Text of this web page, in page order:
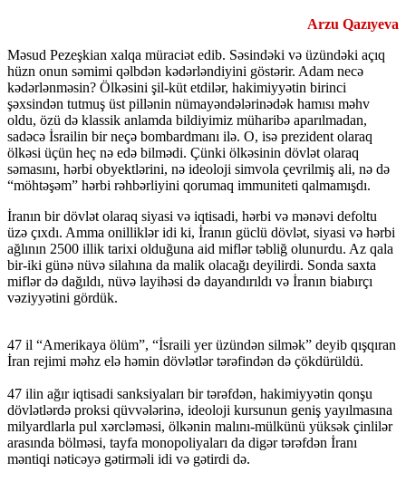
Arzu Qazıyeva
Məsud Pezeşkian xalqa müraciət edib. Səsindəki və üzündəki açıq
hüzn onun səmimi qəlbdən kədərləndiyini göstərir. Adam necə
kədərlənməsin? Ölkəsini şil-küt etdilər, hakimiyyətin birinci
şəxsindən tutmuş üst pillənin nümayəndələrinədək hamısı məhv
oldu, özü də klassik anlamda bildiyimiz müharibə aparılmadan,
sadəcə İsrailin bir neçə bombardmanı ilə. O, isə prezident olaraq
ölkəsi üçün heç nə edə bilmədi. Çünki ölkəsinin dövlət olaraq
səmasını, hərbi obyektlərini, nə ideoloji simvola çevrilmiş ali, nə də
“möhtəşəm” hərbi rəhbərliyini qorumaq immuniteti qalmamışdı.
İranın bir dövlət olaraq siyasi və iqtisadi, hərbi və mənəvi defoltu
üzə çıxdı. Amma onilliklər idi ki, İranın güclü dövlət, siyasi və hərbi
ağlının 2500 illik tarixi olduğuna aid miflər təbliğ olunurdu. Az qala
bir-iki günə nüvə silahına da malik olacağı deyilirdi. Sonda saxta
miflər də dağıldı, nüvə layihəsi də dayandırıldı və İranın biabırçı
vəziyyətini gördük.
47 il “Amerikaya ölüm”, “İsraili yer üzündən silmək” deyib qışqıran
İran rejimi məhz elə həmin dövlətlər tərəfindən də çökdürüldü.
47 ilin ağır iqtisadi sanksiyaları bir tərəfdən, hakimiyyətin qonşu
dövlətlərdə proksi qüvvələrinə, ideoloji kursunun geniş yayılmasına
milyardlarla pul xərcləməsi, ölkənin malını-mülkünü yüksək çinlilər
arasında bölməsi, tayfa monopoliyaları da digər tərəfdən İranı
məntiqi nəticəyə gətirməli idi və gətirdi də.